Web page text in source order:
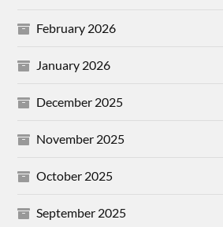
February 2026
January 2026
December 2025
November 2025
October 2025
September 2025